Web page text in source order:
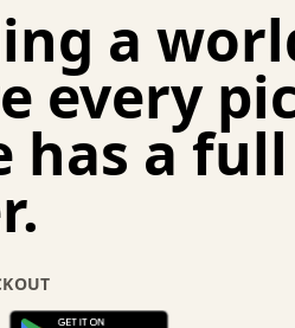
.   .   .   .   .   .   +
.   .   .   .   o   .   .
.   .   .   :   .   .   o
.   .   .   o   .   .   .
.   .   .   .   .   .   .
.   :   .   .   .   .   .
.   +   .   .   x   .   .
+   .   .   .   .   .   o
.   .   .   .   .   .   .
x   .   .   .   .   .   .
.   .   .   +   .   .   .
a
every
has a full